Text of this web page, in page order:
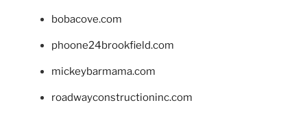
bobacove.com
phoone24brookfield.com
mickeybarmama.com
roadwayconstructioninc.com